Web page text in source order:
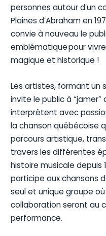
personnes autour d’un
Plaines d’Abraham en
convie à nouveau le
emblématique pour
magique et historique !
Les artistes, formant un
invite le public à “jamer”
interprètent avec
la chanson québécoise
parcours artistique,
travers les différentes
histoire musicale depuis
participe aux chansons
seul et unique groupe
collaboration seront au
performance.